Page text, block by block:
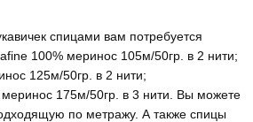
спицами вам потребуется
100% меринос 105м/50гр. в 2 нити;
125м/50гр. в 2 нити;
175м/50гр. в 3 нити. Вы можете
по метражу. А также спицы